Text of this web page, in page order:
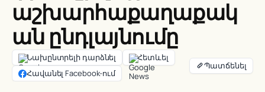
աշխարհաքաղաքակ
ան ընդլայնումը
Նախընտրելի դարձնել
Հետևել
Հավանել Facebook-ում